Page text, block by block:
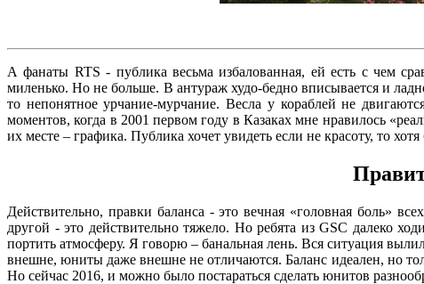
А фанаты RTS - публика весьма избалованная, ей есть с чем
миленько. Но не больше. В антураж худо-бедно вписывается и
то непонятное урчание-мурчание. Весла у кораблей не
моментов, когда в 2001 первом году в Казаках мне нравилось
их месте – графика. Публика хочет увидеть если не красоту, то
Действительно, правки баланса - это вечная «головная боль»
другой - это действительно тяжело. Но ребята из GSC далеко
портить атмосферу. Я говорю – банальная лень. Вся ситуация
внешне, юниты даже внешне не отличаются. Баланс идеален, но
Но сейчас 2016, и можно было постараться сделать юнитов